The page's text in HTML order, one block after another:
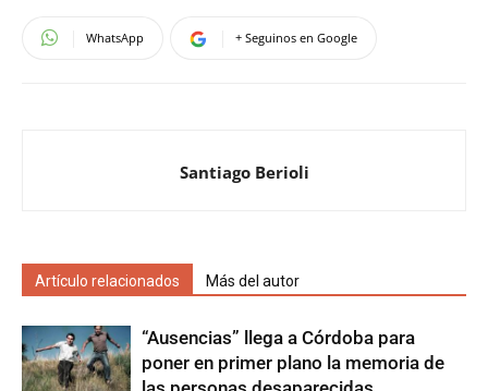
WhatsApp + Seguinos en Google
Santiago Berioli
Artículo relacionados Más del autor
“Ausencias” llega a Córdoba para
poner en primer plano la memoria de